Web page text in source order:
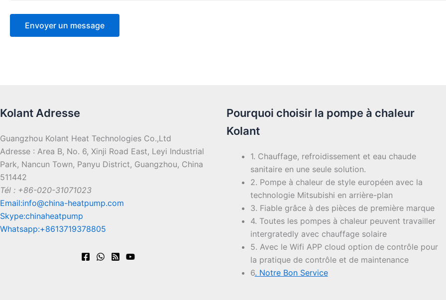
Kolant Adresse
Guangzhou Kolant Heat Technologies Co.,Ltd
Adresse : Area B, No. 6, Xinji Road East, Leyi Industrial
Park, Nancun Town, Panyu District, Guangzhou, China
511442
Tél : +86-020-31071023
Email:info@china-heatpump.com
Skype:chinaheatpump
Whatsapp:+8613719378805
Pourquoi choisir la pompe à chaleur
Kolant
1. Chauffage, refroidissement et eau chaude
sanitaire en une seule solution.
2. Pompe à chaleur de style européen avec la
technologie Mitsubishi en arrière-plan
3. Fiable grâce à des pièces de première marque
4. Toutes les pompes à chaleur peuvent travailler
intergratedly avec chauffage solaire
5. Avec le Wifi APP cloud option de contrôle pour
la pratique de contrôle et de maintenance
6. Notre Bon Service